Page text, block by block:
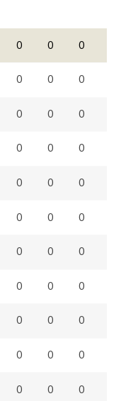
0 0 0
0 0 0
0 0 0
0 0 0
0 0 0
0 0 0
0 0 0
0 0 0
0 0 0
0 0 0
0 0 0